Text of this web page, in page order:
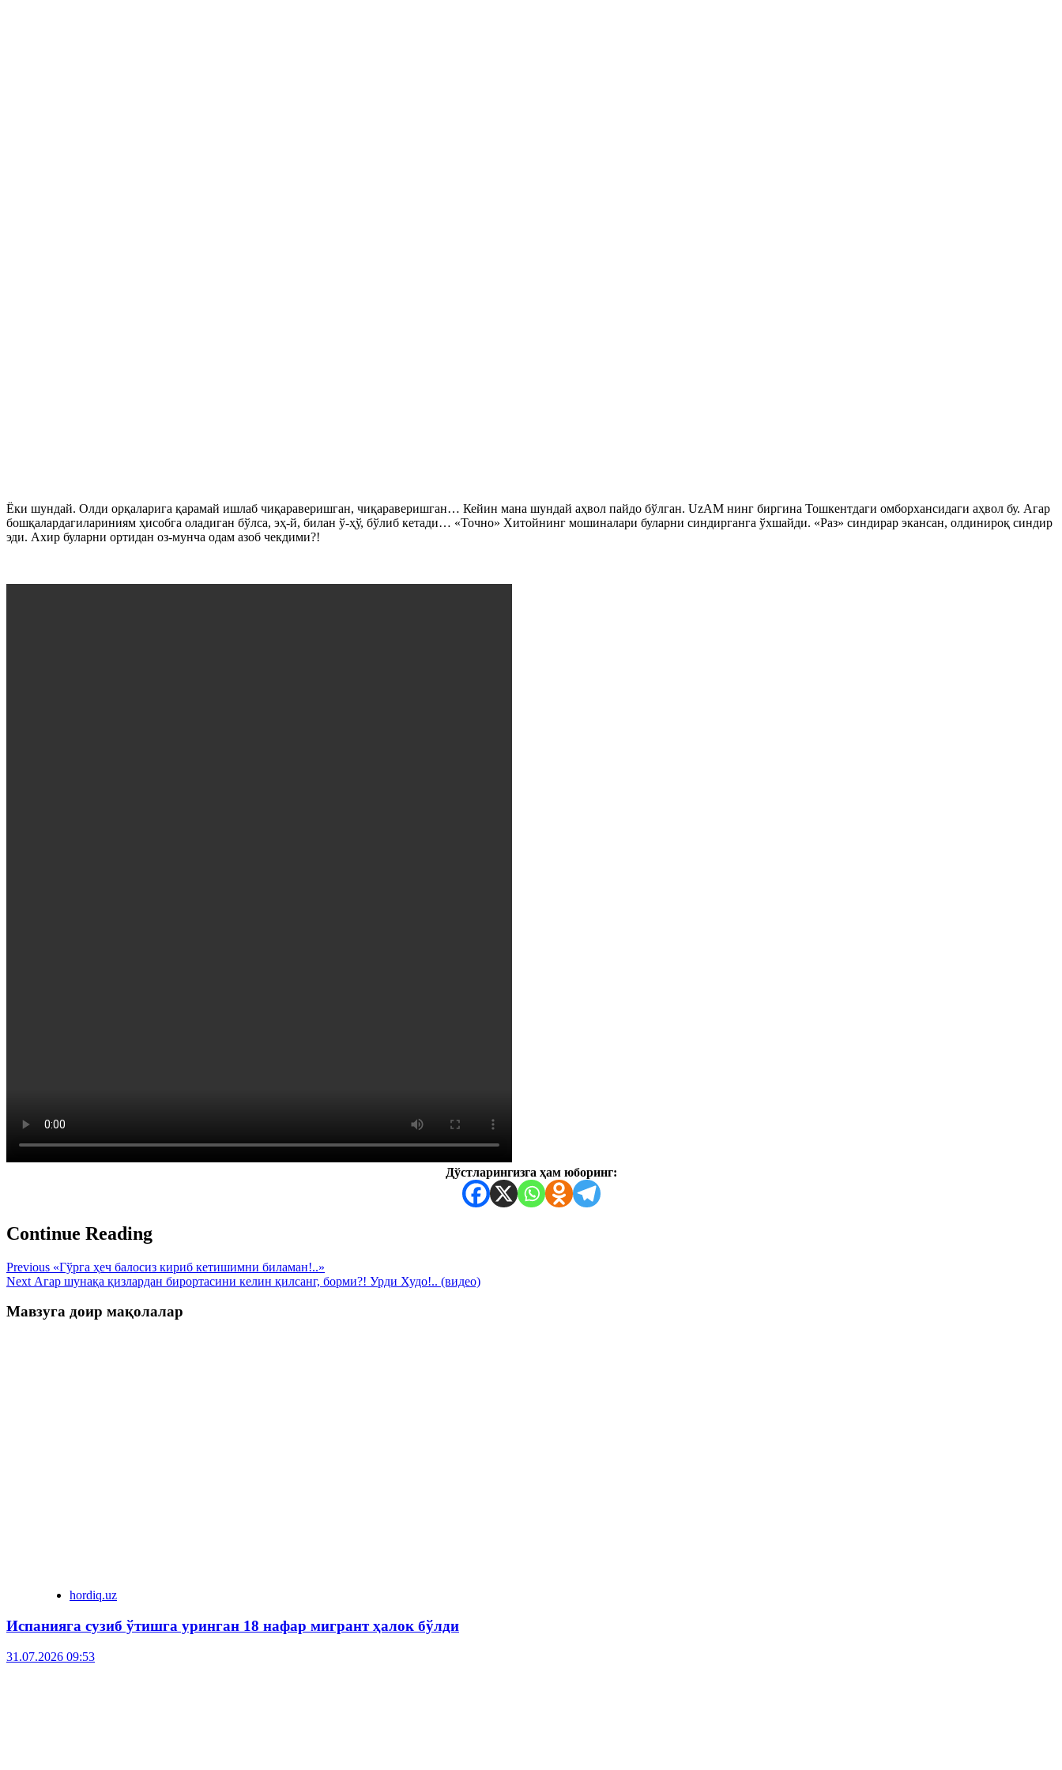
Ёки шундай. Олди орқаларига қарамай ишлаб чиқараверишган, чиқараверишган… Кейин мана шундай аҳвол пайдо бўлган. UzAM нинг биргина Тошкентдаги омборхансидаги аҳвол бу. Агар
бошқалардагилариниям ҳисобга оладиган бўлса, эҳ-й, билан ў-ҳў, бўлиб кетади… «Точно» Хитойнинг мошиналари буларни синдирганга ўхшайди. «Раз» синдирар экансан, олдинироқ синдир
эди. Ахир буларни ортидан оз-мунча одам азоб чекдими?!
Дўстларингизга ҳам юборинг:
Continue Reading
Previous «Гўрга ҳеч балосиз кириб кетишимни биламан!..»
Next Агар шунақа қизлардан бирортасини келин қилсанг, борми?! Урди Худо!.. (видео)
Мавзуга доир мақолалар
hordiq.uz
Испанияга сузиб ўтишга уринган 18 нафар мигрант ҳалок бўлди
31.07.2026 09:53